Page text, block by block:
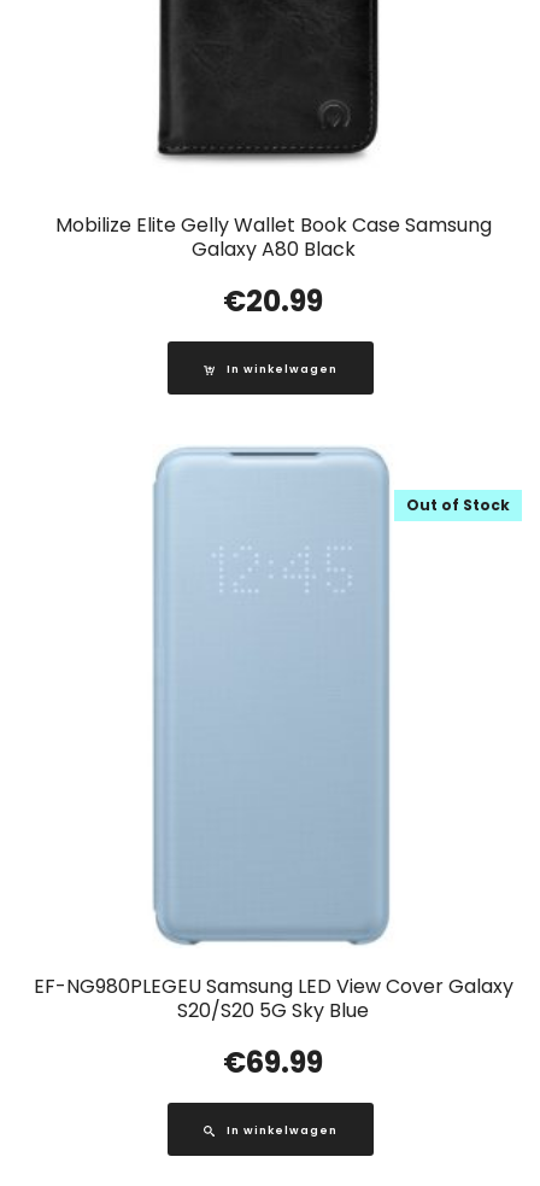
Mobilize Elite Gelly Wallet Book Case Samsung
Galaxy A80 Black
€20.99
In winkelwagen
EF-NG980PLEGEU Samsung LED View Cover Galaxy
S20/S20 5G Sky Blue
Out of Stock
€69.99
In winkelwagen